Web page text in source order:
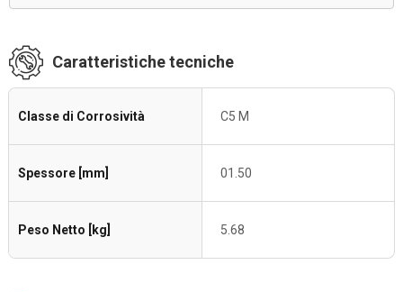
Caratteristiche tecniche
Classe di Corrosività C5 M
Spessore [mm] 01.50
Peso Netto [kg] 5.68